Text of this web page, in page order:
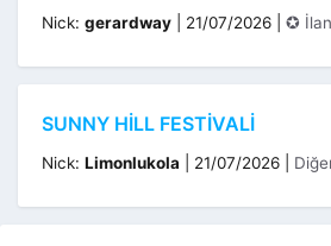
Nick: gerardway 21/07/2026 ✪ İlan
SUNNY HILL FESTIVALI
Nick: Limonlukola 21/07/2026